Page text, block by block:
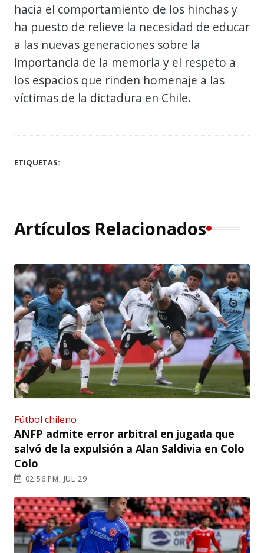
hacia el comportamiento de los hinchas y
ha puesto de relieve la necesidad de educar
a las nuevas generaciones sobre la
importancia de la memoria y el respeto a
los espacios que rinden homenaje a las
víctimas de la dictadura en Chile.
ETIQUETAS:
Artículos Relacionados
Fútbol chileno
ANFP admite error arbitral en jugada que
salvó de la expulsión a Alan Saldivia en Colo
Colo
02:56 PM, JUL 29